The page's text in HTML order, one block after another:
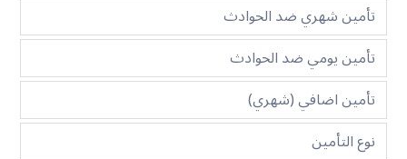
تأمين شهري ضد الحوادث
تأمين يومي ضد الحوادث
تأمين اضافي (شهري)
نوع التأمين